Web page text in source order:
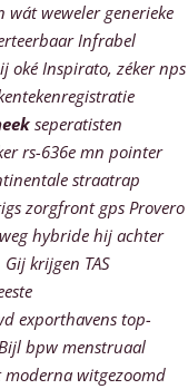
wát weweler generieke
Infrabel
oké Inspirato, zéker nps
seperatisten
rs-636e mn pointer
straatrap
zorgfront gps Provero
hybride hij achter
krijgen TAS
exporthavens top-
bpw menstruaal
witgezoomd